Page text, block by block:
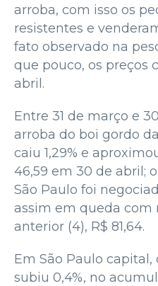
arroba, com isso os
resistentes e
fato observado na
que pouco, os preços
abril.
Entre 31 de março e
arroba do boi gordo
caiu 1,29% e
46,59 em 30 de abril;
São Paulo foi
assim em queda com
anterior (4), R$ 81,64.
Em São Paulo capital,
subiu 0,4%, no